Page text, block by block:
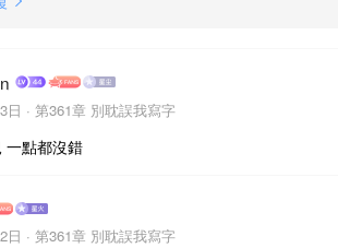
日 ·第361章 別耽誤我寫字
一點都沒錯
日 ·第361章 別耽誤我寫字